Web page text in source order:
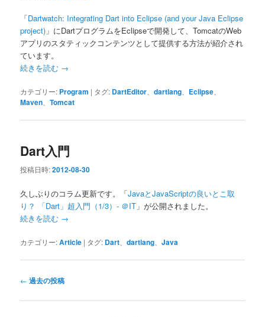
「Dartwatch: Integrating Dart into Eclipse (and your Java Eclipse
project) 」にDartプログラムをEclipseで開発して、TomcatのWeb
アプリのスタティックコンテンツとして提供する方法が紹介され
ています。
続きを読む →
カテゴリー: Program | タグ: DartEditor 、dartlang Eclipse
Maven 、Tomcat
Dart入門
投稿日時:2012-08-30
久しぶりのコラム更新です。「JavaとJavaScriptの良いとこ取
り？ 「Dart」超入門（1/3）- ＠IT 」が公開されました。
続きを読む →
カテゴリー:Article | タグ: Dart 、dartlang 、Java
投
ナ
← 過去の投稿